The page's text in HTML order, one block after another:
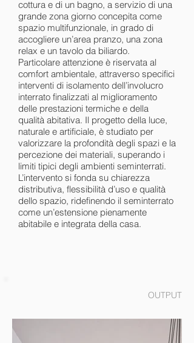
cottura e di un bagno, a servizio di una
grande zona giorno concepita come
spazio multifunzionale, in grado di
accogliere un’area pranzo, una zona
relax e un tavolo da biliardo.
Particolare attenzione è riservata al
comfort ambientale, attraverso specifici
interventi di isolamento dell’involucro
interrato finalizzati al miglioramento
delle prestazioni termiche e della
qualità abitativa. Il progetto della luce,
naturale e artificiale, è studiato per
valorizzare la profondità degli spazi e la
percezione dei materiali, superando i
limiti tipici degli ambienti seminterrati.
L’intervento si fonda su chiarezza
distributiva, flessibilità d’uso e qualità
dello spazio, ridefinendo il seminterrato
come un’estensione pienamente
abitabile e integrata della casa.
OUTPUT